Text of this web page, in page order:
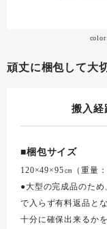
頑丈に梱包して大
搬入経
■梱包サイズ
120×49×95㎝（重量：
●大型の完成品のた
で入らず有料返品と
十分に確保出来るか